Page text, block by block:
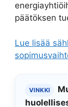
päätöksen
Lue lisää
VINKKI